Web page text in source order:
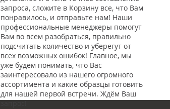
запроса, сложите в Корзину все, что Вам
понравилось, и отправьте нам! Наши
профессиональные менеджеры помогут
Вам во всем разобраться, правильно
подсчитать количество и уберегут от
всех возможных ошибок! Главное, мы
уже будем понимать, что Вас
заинтересовало из нашего огромного
ассортимента и какие образцы готовить
для нашей первой встречи. Ждём Ваш
запрос!